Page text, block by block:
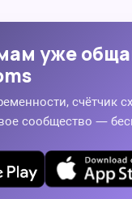
уже
счётчик
сообщество —